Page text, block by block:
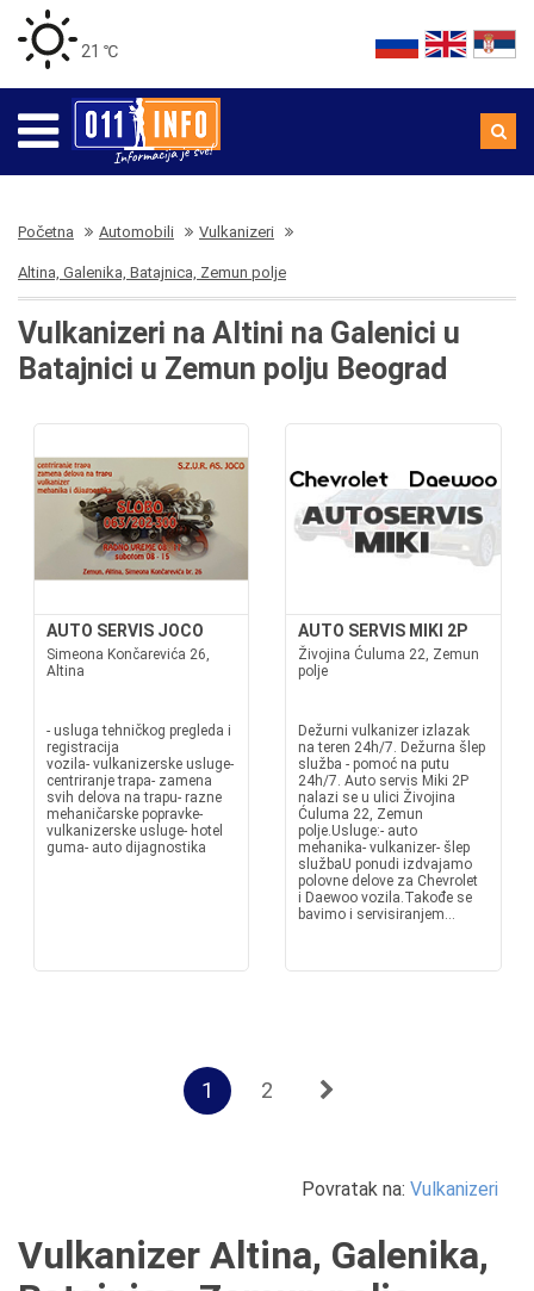
21 ℃
Početna Automobili Vulkanizeri
Altina, Galenika, Batajnica, Zemun polje
Vulkanizeri na Altini na Galenici u
Batajnici u Zemun polju Beograd
AUTO SERVIS JOCO
Simeona Končarevića 26,
Altina
- usluga tehničkog pregleda i
registracija
vozila- vulkanizerske usluge-
centriranje trapa- zamena
svih delova na trapu- razne
mehaničarske popravke-
vulkanizerske usluge- hotel
guma- auto dijagnostika
AUTO SERVIS MIKI 2P
Živojina Ćuluma 22, Zemun
polje
Dežurni vulkanizer izlazak
na teren 24h/7. Dežurna šlep
služba - pomoć na putu
24h/7. Auto servis Miki 2P
nalazi se u ulici Živojina
Ćuluma 22, Zemun
polje.Usluge:- auto
mehanika- vulkanizer- šlep
službaU ponudi izdvajamo
polovne delove za Chevrolet
i Daewoo vozila.Takođe se
bavimo i servisiranjem...
1 2
Povratak na: Vulkanizeri
Vulkanizer Altina, Galenika,